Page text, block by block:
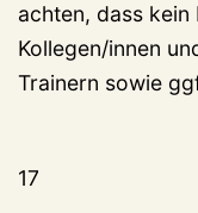
achten, dass
Kollegen/innen
Trainern sowie
17